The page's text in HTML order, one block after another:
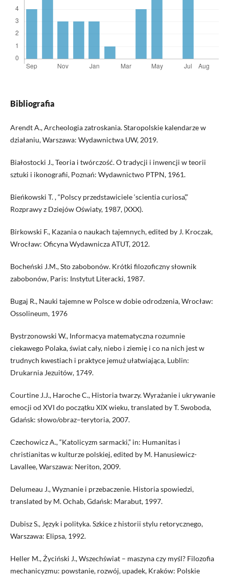
Bibliografia
Arendt A., Archeologia zatroskania. Staropolskie kalendarze w
działaniu, Warszawa: Wydawnictwa UW, 2019.
Białostocki J., Teoria i twórczość. O tradycji i inwencji w teorii
sztuki i ikonografii, Poznań: Wydawnictwo PTPN, 1961.
Bieńkowski T. , “Polscy przedstawiciele ‘scientia curiosa’,”
Rozprawy z Dziejów Oświaty, 1987, (XXX).
Birkowski F., Kazania o naukach tajemnych, edited by J. Kroczak,
Wrocław: Oficyna Wydawnicza ATUT, 2012.
Bocheński J.M., Sto zabobonów. Krótki filozoficzny słownik
zabobonów, Paris: Instytut Literacki, 1987.
Bugaj R., Nauki tajemne w Polsce w dobie odrodzenia, Wrocław:
Ossolineum, 1976
Bystrzonowski W., Informacya matematyczna rozumnie
ciekawego Polaka, świat cały, niebo i ziemię i co na nich jest w
trudnych kwestiach i praktyce jemuż ułatwiająca, Lublin:
Drukarnia Jezuitów, 1749.
Courtine J.J., Haroche C., Historia twarzy. Wyrażanie i ukrywanie
emocji od XVI do początku XIX wieku, translated by T. Swoboda,
Gdańsk: słowo/obraz–terytoria, 2007.
Czechowicz A., “Katolicyzm sarmacki,” in: Humanitas i
christianitas w kulturze polskiej, edited by M. Hanusiewicz-
Lavallee, Warszawa: Neriton, 2009.
Delumeau J., Wyznanie i przebaczenie. Historia spowiedzi,
translated by M. Ochab, Gdańsk: Marabut, 1997.
Dubisz S., Język i polityka. Szkice z historii stylu retorycznego,
Warszawa: Elipsa, 1992.
Heller M., Życiński J., Wszechświat – maszyna czy myśl? Filozofia
mechanicyzmu: powstanie, rozwój, upadek, Kraków: Polskie